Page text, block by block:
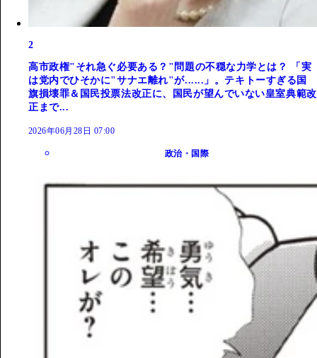
2
高市政権"それ急ぐ必要ある？"問題の不穏な力学とは？ 「実
は党内でひそかに"サナエ離れ"が......」。テキトーすぎる国
旗損壊罪＆国民投票法改正に、国民が望んでいない皇室典範改
正まで...
2026年06月28日 07:00
政治・国際